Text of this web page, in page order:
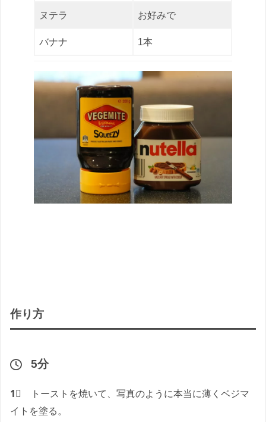
ヌテラ お好みで
バナナ 1本
作り方
5分
1⃣
トーストを焼いて、写真のように本当に薄くベジマ
イトを塗る。